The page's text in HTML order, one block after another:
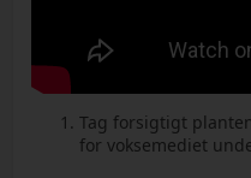
Tag forsigtigt
for voksemediet